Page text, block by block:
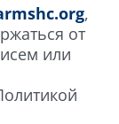
,
от
или